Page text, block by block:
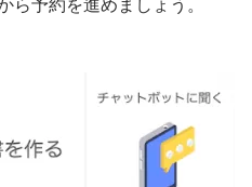
ら予約を進めましょう。